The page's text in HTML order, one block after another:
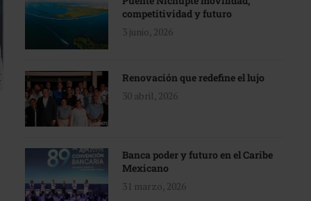
competitividad y futuro
3 junio, 2026
Renovación que redefine el lujo
30 abril, 2026
Banca poder y futuro en el Caribe
Mexicano
31 marzo, 2026